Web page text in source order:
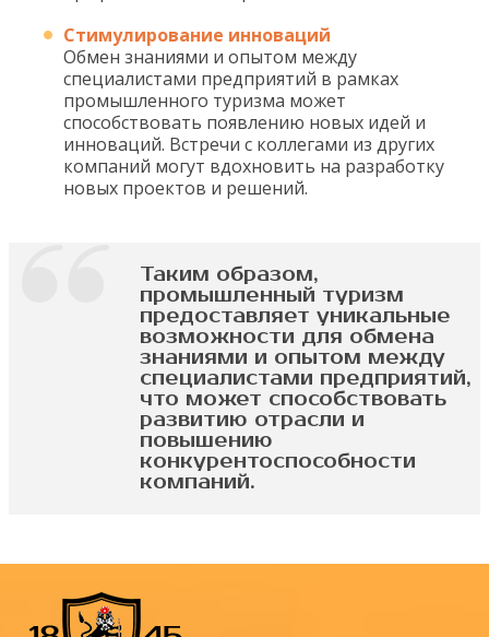
Стимулирование инноваций
Обмен знаниями и опытом между
специалистами предприятий в рамках
промышленного туризма может
способствовать появлению новых идей и
инноваций. Встречи с коллегами из других
компаний могут вдохновить на разработку
новых проектов и решений.
Таким образом,
промышленный туризм
предоставляет уникальные
возможности для обмена
знаниями и опытом между
специалистами предприятий,
что может способствовать
развитию отрасли и
повышению
конкурентоспособности
компаний.